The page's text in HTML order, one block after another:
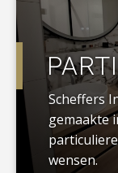
Scheffers
gemaakte
wensen.